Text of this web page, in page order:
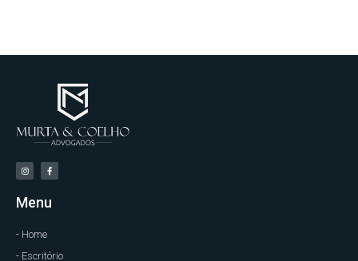
Menu
- Home
- Escritório